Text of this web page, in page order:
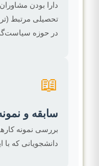
دارا بودن
تحصیلی مرتبط
در حوزه
📖
سابقه و
بررسی نمونه
دانشجویانی که